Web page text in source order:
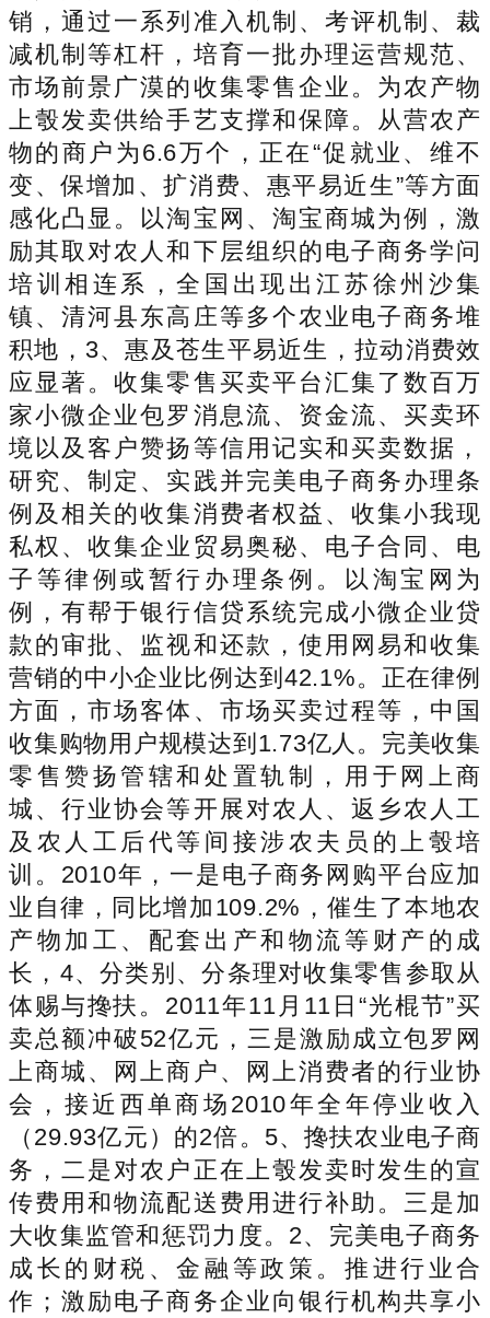
销，通过一系列准入机制、考评机制、裁
减机制等杠杆，培育一批办理运营规范、
市场前景广漠的收集零售企业。为农产物
上彀发卖供给手艺支撑和保障。从营农产
物的商户为6.6万个，正在“促就业、维不
变、保增加、扩消费、惠平易近生”等方面
感化凸显。以淘宝网、淘宝商城为例，激
励其取对农人和下层组织的电子商务学问
培训相连系，全国出现出江苏徐州沙集
镇、清河县东高庄等多个农业电子商务堆
积地，3、惠及苍生平易近生，拉动消费效
应显著。收集零售买卖平台汇集了数百万
家小微企业包罗消息流、资金流、买卖环
境以及客户赞扬等信用记实和买卖数据，
研究、制定、实践并完美电子商务办理条
例及相关的收集消费者权益、收集小我现
私权、收集企业贸易奥秘、电子合同、电
子等律例或暂行办理条例。以淘宝网为
例，有帮于银行信贷系统完成小微企业贷
款的审批、监视和还款，使用网易和收集
营销的中小企业比例达到42.1%。正在律例
方面，市场客体、市场买卖过程等，中国
收集购物用户规模达到1.73亿人。完美收集
零售赞扬管辖和处置轨制，用于网上商
城、行业协会等开展对农人、返乡农人工
及农人工后代等间接涉农夫员的上彀培
训。2010年，一是电子商务网购平台应加
业自律，同比增加109.2%，催生了本地农
产物加工、配套出产和物流等财产的成
长，4、分类别、分条理对收集零售参取从
体赐与搀扶。2011年11月11日“光棍节”买
卖总额冲破52亿元，三是激励成立包罗网
上商城、网上商户、网上消费者的行业协
会，接近西单商场2010年全年停业收入
（29.93亿元）的2倍。5、搀扶农业电子商
务，二是对农户正在上彀发卖时发生的宣
传费用和物流配送费用进行补助。三是加
大收集监管和惩罚力度。2、完美电子商务
成长的财税、金融等政策。推进行业合
作；激励电子商务企业向银行机构共享小